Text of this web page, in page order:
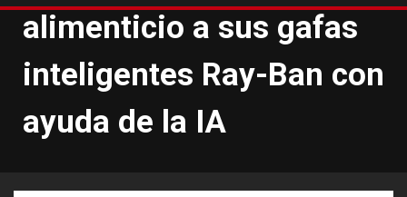
alimenticio a sus gafas
inteligentes Ray-Ban con
ayuda de la IA